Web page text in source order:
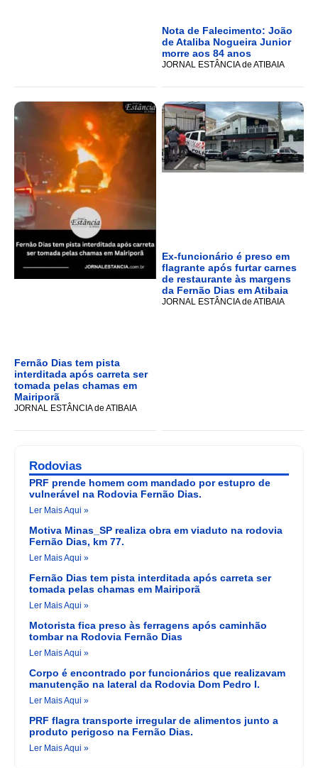
Nota de Falecimento: João
de Ataliba Nogueira Junior
morre aos 84 anos
JORNAL ESTÂNCIA de ATIBAIA
Fernão Dias tem pista
interditada após carreta ser
tomada pelas chamas em
Mairiporã
JORNAL ESTÂNCIA de ATIBAIA
Ex-funcionário é preso em
flagrante após furtar carnes
de restaurante às margens
da Fernão Dias em Atibaia
JORNAL ESTÂNCIA de ATIBAIA
Rodovias
PRF prende homem com mandado por estupro de
vulnerável na Rodovia Fernão Dias.
Ler Mais Aqui »
Motiva Minas_SP realiza obra em viaduto na rodovia
Fernão Dias, km 77.
Ler Mais Aqui »
Fernão Dias tem pista interditada após carreta ser
tomada pelas chamas em Mairiporã
Ler Mais Aqui »
Motorista fica preso às ferragens após caminhão
tombar na Rodovia Fernão Dias
Ler Mais Aqui »
Corpo é encontrado por funcionários que realizavam
manutenção na lateral da Rodovia Dom Pedro I.
Ler Mais Aqui »
PRF flagra transporte irregular de alimentos junto a
produto perigoso na Fernão Dias.
Ler Mais Aqui »